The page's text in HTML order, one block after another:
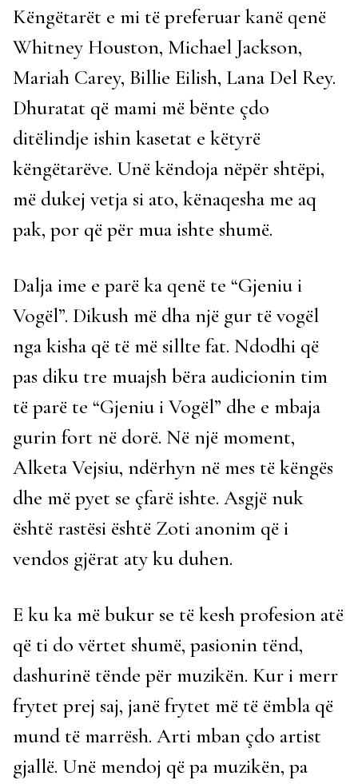
Këngëtarët e mi të preferuar kanë qenë
Whitney Houston, Michael Jackson,
Mariah Carey, Billie Eilish, Lana Del Rey.
Dhuratat që mami më bënte çdo
ditëlindje ishin kasetat e këtyrë
këngëtarëve. Unë këndoja nëpër shtëpi,
më dukej vetja si ato, kënaqesha me aq
pak, por që për mua ishte shumë.
Dalja ime e parë ka qenë te “Gjeniu i
Vogël”. Dikush më dha një gur të vogël
nga kisha që të më sillte fat. Ndodhi që
pas diku tre muajsh bëra audicionin tim
të parë te “Gjeniu i Vogël” dhe e mbaja
gurin fort në dorë. Në një moment,
Alketa Vejsiu, ndërhyn në mes të këngës
dhe më pyet se çfarë ishte. Asgjë nuk
është rastësi është Zoti anonim që i
vendos gjërat aty ku duhen.
E ku ka më bukur se të kesh profesion atë
që ti do vërtet shumë, pasionin tënd,
dashurinë tënde për muzikën. Kur i merr
frytet prej saj, janë frytet më të ëmbla që
mund të marrësh. Arti mban çdo artist
gjallë. Unë mendoj që pa muzikën, pa